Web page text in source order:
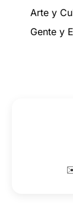
Arte y
Gente y